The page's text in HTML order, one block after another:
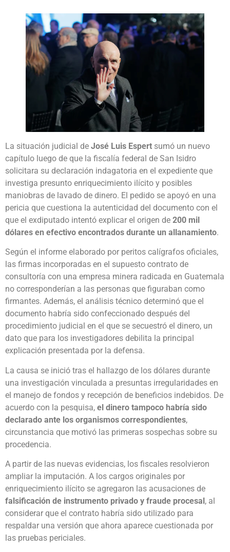
La situación judicial de José Luis Espert sumó un nuevo
capítulo luego de que la fiscalía federal de San Isidro
solicitara su declaración indagatoria en el expediente que
investiga presunto enriquecimiento ilícito y posibles
maniobras de lavado de dinero. El pedido se apoyó en una
pericia que cuestiona la autenticidad del documento con el
que el exdiputado intentó explicar el origen de 200 mil
dólares en efectivo encontrados durante un allanamiento.
Según el informe elaborado por peritos calígrafos oficiales,
las firmas incorporadas en el supuesto contrato de
consultoría con una empresa minera radicada en Guatemala
no corresponderían a las personas que figuraban como
firmantes. Además, el análisis técnico determinó que el
documento habría sido confeccionado después del
procedimiento judicial en el que se secuestró el dinero, un
dato que para los investigadores debilita la principal
explicación presentada por la defensa.
La causa se inició tras el hallazgo de los dólares durante
una investigación vinculada a presuntas irregularidades en
el manejo de fondos y recepción de beneficios indebidos. De
acuerdo con la pesquisa, el dinero tampoco habría sido
declarado ante los organismos correspondientes,
circunstancia que motivó las primeras sospechas sobre su
procedencia.
A partir de las nuevas evidencias, los fiscales resolvieron
ampliar la imputación. A los cargos originales por
enriquecimiento ilícito se agregaron las acusaciones de
falsificación de instrumento privado y fraude procesal, al
considerar que el contrato habría sido utilizado para
respaldar una versión que ahora aparece cuestionada por
las pruebas periciales.